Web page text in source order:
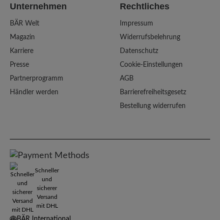
Unternehmen
BÄR Welt
Magazin
Karriere
Presse
Partnerprogramm
Händler werden
Rechtliches
Impressum
Widerrufsbelehrung
Datenschutz
Cookie-Einstellungen
AGB
Barrierefreiheitsgesetz
Bestellung widerrufen
Schneller
und
sicherer
Versand
mit DHL